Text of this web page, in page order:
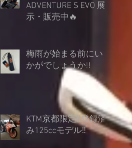
ADVENTURE S EVO 展
示・販売中🔥
梅雨が始まる前にい
かがでしょうか︎!!
KTM京都限定‼登録済
み125ccモデル‼